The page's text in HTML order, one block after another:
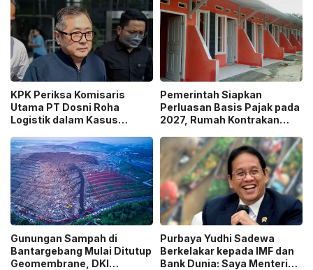
KPK Periksa Komisaris
Utama PT Dosni Roha
Logistik dalam Kasus
Pengangkutan Bansos!
Pemerintah Siapkan
Perluasan Basis Pajak pada
2027, Rumah Kontrakan
Pengawasan!
Gunungan Sampah di
Bantargebang Mulai Ditutup
Geomembrane, DKI
Purbaya Yudhi Sadewa
Berkelakar kepada IMF dan
Bank Dunia: Saya Menteri